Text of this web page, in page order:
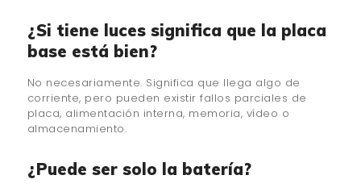
¿Si tiene luces significa que la placa
base está bien?
No necesariamente. Significa que llega algo de
corriente, pero pueden existir fallos parciales de
placa, alimentación interna, memoria, vídeo o
almacenamiento.
¿Puede ser solo la batería?